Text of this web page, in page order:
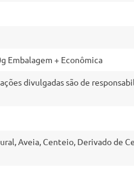
Embalagem + Econômica
divulgadas são de
Aveia, Centeio, Derivado de